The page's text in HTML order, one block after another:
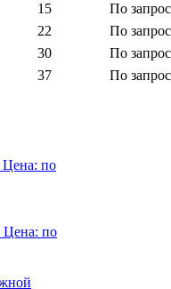
15
По
22
По
30
По
37 По
Цена: по
Цена: по